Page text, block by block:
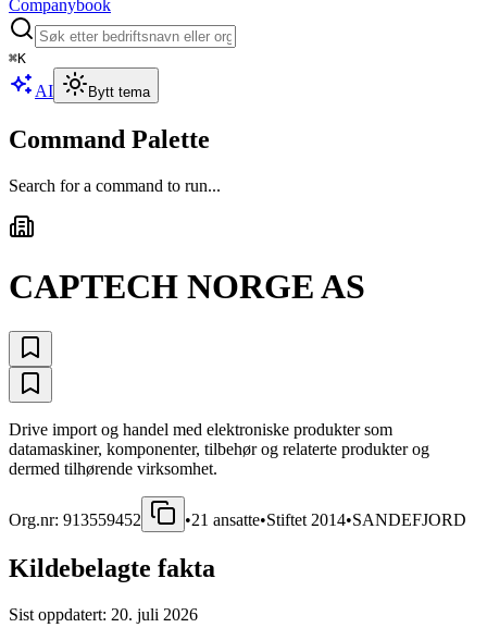
Companybook
⌘K
AI Bytt tema
Command Palette
Search for a command to run...
CAPTECH NORGE AS
Drive import og handel med elektroniske produkter som
datamaskiner, komponenter, tilbehør og relaterte produkter og
dermed tilhørende virksomhet.
Org.nr: 913559452 •21 ansatte•Stiftet 2014•SANDEFJORD
Kildebelagte fakta
Sist oppdatert: 20. juli 2026